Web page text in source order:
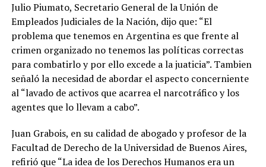
Julio Piumato, Secretario General de la Unión de
Empleados Judiciales de la Nación, dijo que: “El
problema que tenemos en Argentina es que frente al
crimen organizado no tenemos las políticas correctas
para combatirlo y por ello excede a la juaticia”. Tambien
señaló la necesidad de abordar el aspecto concerniente
al “lavado de activos que acarrea el narcotráfico y los
agentes que lo llevam a cabo”.
Juan Grabois, en su calidad de abogado y profesor de la
Facultad de Derecho de la Universidad de Buenos Aires,
refirió que “La idea de los Derechos Humanos era un